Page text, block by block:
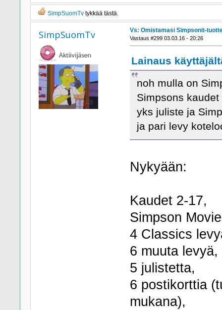
SimpSuomTvtykkää tästä.
SimpSuomTv Vs: Omistamasi Simpsonit-
Vastaus #299 03.03.16 - 20:26
Lainaus
noh mulla on
Simpsons
yks juliste ja
ja pari levy
Nykyään:
Kaudet 2-17,
Simpson
4 Classics
6 muuta levyä,
5 julistetta,
6 postikorttia
mukana),